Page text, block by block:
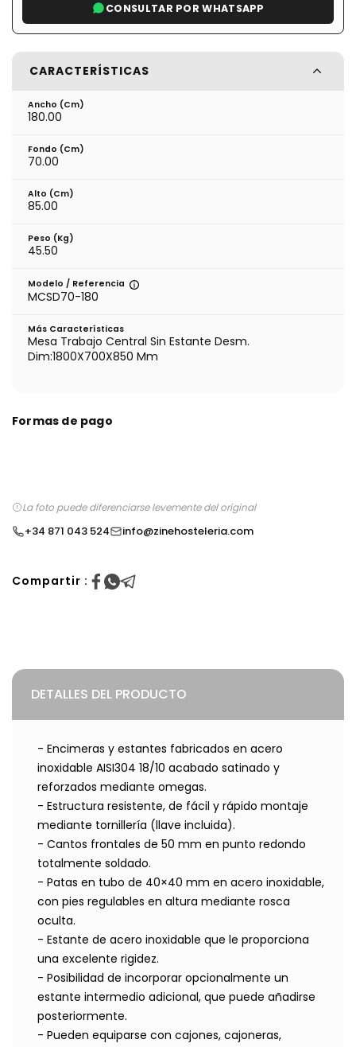
CONSULTAR POR WHATSAPP
CARACTERÍSTICAS
Ancho (cm)
180.00
Fondo (cm)
70.00
Alto (cm)
85.00
Peso (kg)
45.50
Modelo / Referencia
MCSD70-180
Más Características
Mesa Trabajo Central Sin Estante Desm.
Dim:1800X700X850 Mm
Formas de pago
La foto puede diferenciarse levemente del original
+34 871 043 524 info@zinehosteleria.com
Compartir :
DETALLES DEL PRODUCTO
- Encimeras y estantes fabricados en acero
inoxidable AISI304 18/10 acabado satinado y
reforzados mediante omegas.
- Estructura resistente, de fácil y rápido montaje
mediante tornillería (llave incluida).
- Cantos frontales de 50 mm en punto redondo
totalmente soldado.
- Patas en tubo de 40×40 mm en acero inoxidable,
con pies regulables en altura mediante rosca
oculta.
- Estante de acero inoxidable que le proporciona
una excelente rigidez.
- Posibilidad de incorporar opcionalmente un
estante intermedio adicional, que puede añadirse
posteriormente.
- Pueden equiparse con cajones, cajoneras,